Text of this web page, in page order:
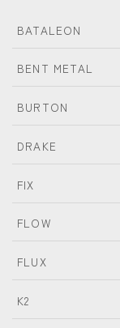
BATALEON
BENT METAL
BURTON
DRAKE
FIX
FLOW
FLUX
K2